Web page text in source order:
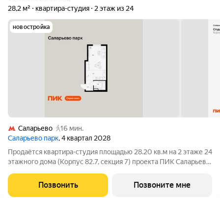
28,2 м²
квартира-студия 2 этаж из 24
новостройка
Саларьево
16 мин.
Саларьево парк, 4 квартал 2028
Продаётся квартира-студия площадью 28.20 кв.м на 2 этаже 24
этажного дома (Корпус 82.7, секция 7) проекта ПИК Саларьево
функциональная планировка, большие окна, с отделкой. Жилой
район «Саларьево
Позвонить Позвоните мне